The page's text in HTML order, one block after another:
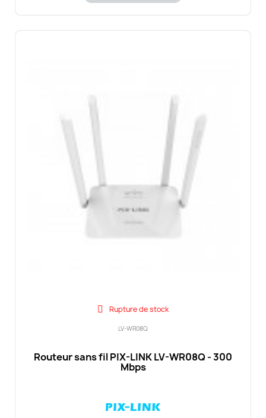
Rupture de stock
LV-WR08Q
Routeur sans fil PIX-LINK LV-WR08Q - 300
Mbps